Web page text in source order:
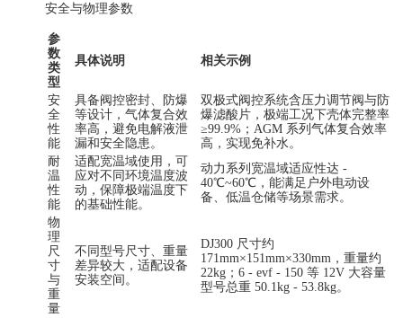
安全与物理参数
参
数
类
型
具体说明 相关示例
安
全
性
能
具备阀控密封、防爆
等设计，气体复合效
率高，避免电解液泄
漏和安全隐患。
双极式阀控系统含压力调节阀与防
爆滤酸片，极端工况下壳体完整率
≥99.9%；AGM 系列气体复合效率
高，实现免补水。
耐
温
性
能
适配宽温域使用，可
应对不同环境温度波
动，保障极端温度下
的基础性能。
动力系列宽温域适应性达 -
40℃~60℃，能满足户外电动设
备、低温仓储等场景需求。
物
理
尺
寸
与
重
量
不同型号尺寸、重量
差异较大，适配设备
安装空间。
DJ300 尺寸约
171mm×151mm×330mm，重量约
22kg；6 - evf - 150 等 12V 大容量
型号总重 50.1kg - 53.8kg。